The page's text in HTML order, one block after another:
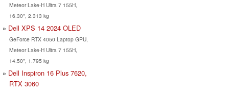
Meteor Lake-H Ultra 7 155H,
16.30", 2.313 kg
Dell XPS 14 2024 OLED
GeForce RTX 4050 Laptop GPU,
Meteor Lake-H Ultra 7 155H,
14.50", 1.795 kg
Dell Inspiron 16 Plus 7620,
RTX 3060